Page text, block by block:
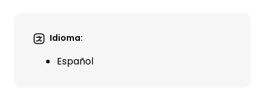
Idioma:
Español